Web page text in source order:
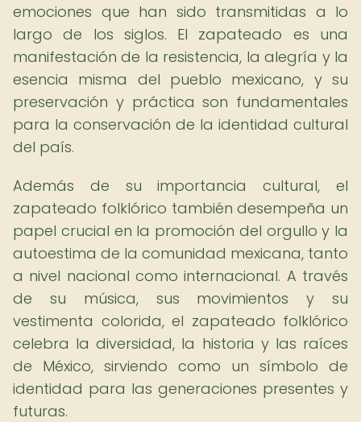
emociones que han sido transmitidas a lo
largo de los siglos. El zapateado es una
manifestación de la resistencia, la alegría y la
esencia misma del pueblo mexicano, y su
preservación y práctica son fundamentales
para la conservación de la identidad cultural
del país.
Además de su importancia cultural, el
zapateado folklórico también desempeña un
papel crucial en la promoción del orgullo y la
autoestima de la comunidad mexicana, tanto
a nivel nacional como internacional. A través
de su música, sus movimientos y su
vestimenta colorida, el zapateado folklórico
celebra la diversidad, la historia y las raíces
de México, sirviendo como un símbolo de
identidad para las generaciones presentes y
futuras.